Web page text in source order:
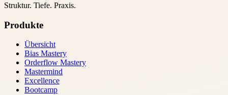
Struktur. Tiefe. Praxis.
Produkte
Übersicht
Bias Mastery
Orderflow Mastery
Mastermind
Excellence
Bootcamp